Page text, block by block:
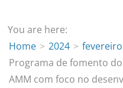
You are here:
Home
2024 fevereiro
Programa de fomento
AMM com foco no